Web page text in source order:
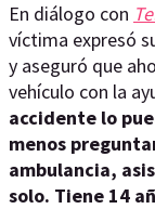
En diálogo con T
víctima expresó
y aseguró que
vehículo con la
accidente lo
menos
ambulancia,
solo. Tiene 14